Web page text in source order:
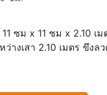
ซม x 11 ซม x 2.10 เ
ว่างเสา 2.10 เมตร ขึงล